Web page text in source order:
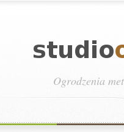
Ogrodzenia